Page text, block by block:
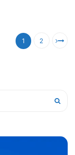
1 2